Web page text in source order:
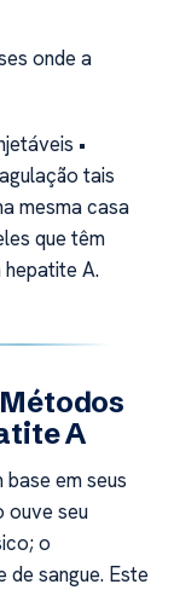
onde a
•
tais
mesma casa
que têm
A.
A
em seus
ouve seu
o
sangue. Este